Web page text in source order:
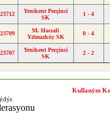
23712
Yenikent Perçinci
SK
1 - 4
23709
M. Hacıali
Yılmazköy SK
0 - 4
23707
Yenikent Perçinci
SK
2 - 2
Kullaným